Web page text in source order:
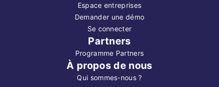
Espace entreprises
Demander une démo
Se connecter
Partners
Programme Partners
À propos de nous
Qui sommes-nous ?